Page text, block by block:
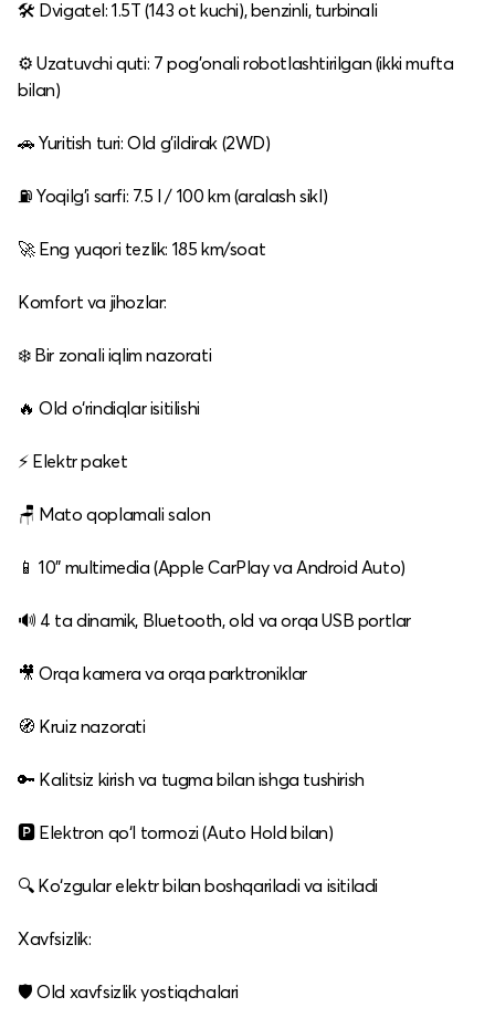
🛠 Dvigatel: 1.5T (143 ot kuchi), benzinli, turbinali
⚙️ Uzatuvchi quti: 7 pog'onali robotlashtirilgan (ikki mufta
bilan)
🚗 Yuritish turi: Old g'ildirak (2WD)
⛽ Yoqilg'i sarfi: 7.5 l / 100 km (aralash sikl)
🚀 Eng yuqori tezlik: 185 km/soat
Komfort va jihozlar:
❄️ Bir zonali iqlim nazorati
🔥 Old o‘rindiqlar isitilishi
⚡ Elektr paket
🪑 Mato qoplamali salon
📱 10" multimedia (Apple CarPlay va Android Auto)
🔊 4 ta dinamik, Bluetooth, old va orqa USB portlar
🎥 Orqa kamera va orqa parktroniklar
🧭 Kruiz nazorati
🔑 Kalitsiz kirish va tugma bilan ishga tushirish
🅿️ Elektron qo‘l tormozi (Auto Hold bilan)
🔍 Ko‘zgular elektr bilan boshqariladi va isitiladi
Xavfsizlik:
🛡 Old xavfsizlik yostiqchalari